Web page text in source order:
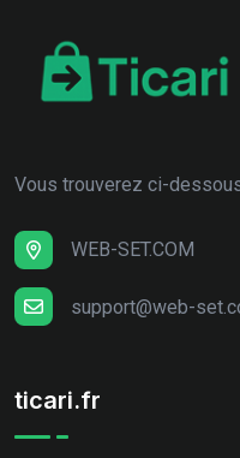
Vous trouverez ci-
WEB-SET.COM
support@web-
ticari.fr